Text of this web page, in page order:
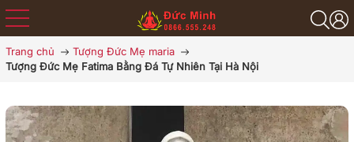
Trang chủ
Tượng Đức Mẹ maria
Tượng Đức Mẹ Fatima Bằng Đá Tự Nhiên Tại Hà Nội